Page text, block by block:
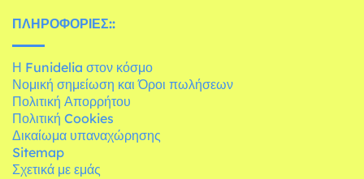
ΠΛΗΡΟΦΟΡΊΕΣ::
Η Funidelia στον κόσμο
Νομική σημείωση και Όροι πωλήσεων
Πολιτική Απορρήτου
Πολιτική Cookies
Δικαίωμα υπαναχώρησης
Sitemap
Σχετικά με εμάς